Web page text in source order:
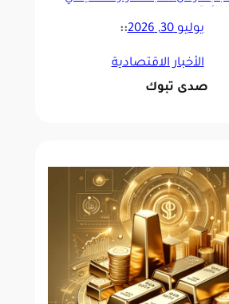
يوليو 30, 2026 ::
الأخبار الاقتصادية
صدى تبوك